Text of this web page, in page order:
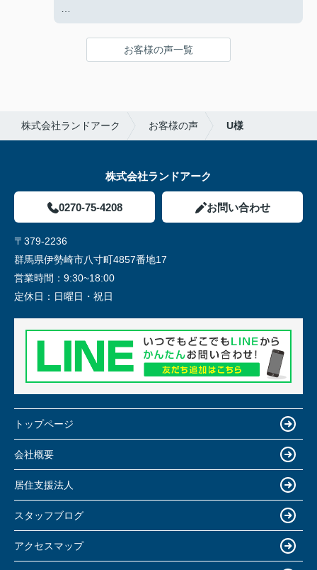
自分自身最初はどうなることかと思っていました
が、何とか通学しながら親からの独立をすることが
できました。大変ありがとうございました。
お客様の声一覧
株式会社ランドアーク お客様の声 U様
株式会社ランドアーク
0270-75-4208 お問い合わせ
〒379-2236
群馬県伊勢崎市八寸町4857番地17
営業時間： 9:30~18:00
定休日： 日曜日・祝日
トップページ
会社概要
居住支援法人
スタッフブログ
アクセスマップ